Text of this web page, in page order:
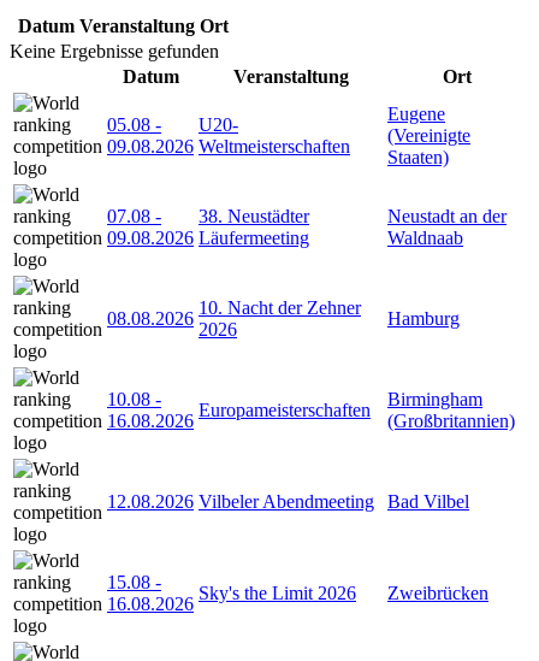
Datum Veranstaltung Ort
Keine Ergebnisse gefunden
Datum
Veranstaltung Ort
05.08 -
09.08.2026
U20-
Weltmeisterschaften
Eugene
(Vereinigte
Staaten)
07.08 -
09.08.2026
38. Neustädter
Läufermeeting
Neustadt an der
Waldnaab
08.08.2026
10. Nacht der Zehner
2026
Hamburg
10.08 -
16.08.2026
Europameisterschaften
Birmingham
(Großbritannien)
12.08.2026 Vilbeler Abendmeeting Bad Vilbel
15.08 -
16.08.2026
Sky's the Limit 2026 Zweibrücken